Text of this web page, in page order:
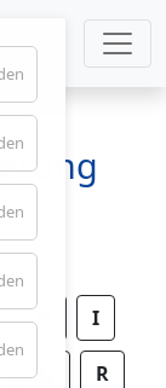
Google
Facebook
Essenziell
Formulare
Analyse
I
R